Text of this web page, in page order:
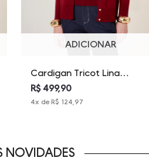
ADICIONAR
Cardigan Tricot Lina
Dudalina Feminina
R$ 499,90
4x de R$ 124,97
NOVIDADES